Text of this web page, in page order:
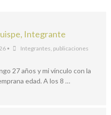
Integrante
• Integrantes, publicaciones
27 años y mi vínculo con la
edad. A los 8 …